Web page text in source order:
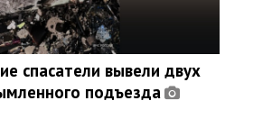
спасатели вывели двух
подъезда